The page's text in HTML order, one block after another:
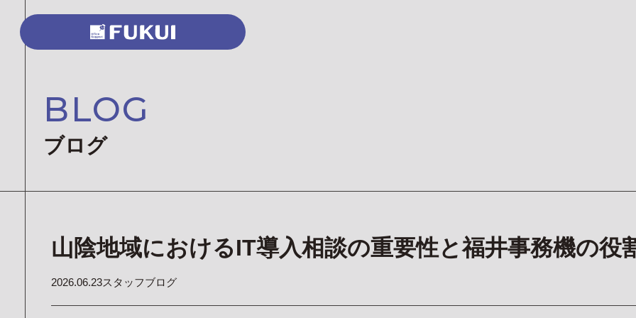
BLOG
ブログ
山陰地域におけるIT導入相談の重要性と福井事務機の役
2026.06.23スタッフブログ